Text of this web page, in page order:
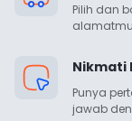
Pilih dan
Nikmati
Punya
jawab